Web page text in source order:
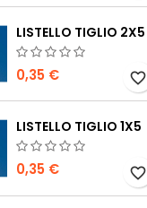
LISTELLO TIGLIO 2X5
0,35 € favorite_border
LISTELLO TIGLIO 1X5
0,35 € favorite_border